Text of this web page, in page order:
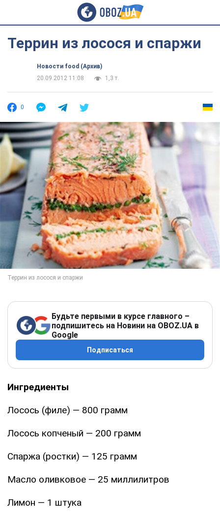
Террин из лосося и спаржи
Новости food (Архив)
20.09.2012 11:08
1,3 т.
0
Будьте первыми в курсе главного –
подпишитесь на Новини на OBOZ.UA в
Google
Подписаться
Ингредиенты
Лосось (филе) — 800 грамм
Лосось копченый — 200 грамм
Спаржа (ростки) — 125 грамм
Масло оливковое — 25 миллилитров
Лимон — 1 штука